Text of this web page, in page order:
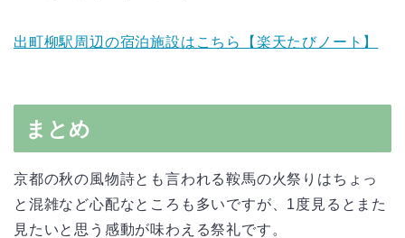
出町柳駅周辺の宿泊施設はこちら【楽天たびノート】
まとめ
京都の秋の風物詩とも言われる鞍馬の火祭りはちょっ
と混雑など心配なところも多いですが、1度見るとまた
見たいと思う感動が味わえる祭礼です。